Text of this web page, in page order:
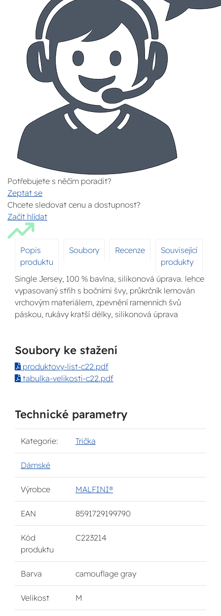
Potřebujete s něčím poradit?
Zeptat se
Chcete sledovat cenu a dostupnost?
Začít hlídat
Popis
produktu
Soubory Recenze
Související
produkty
Single Jersey, 100 % bavlna, silikonová úprava. lehce
vypasovaný střih s bočními švy, průkrčník lemován
vrchovým materiálem, zpevnění ramenních švů
páskou, rukávy kratší délky, silikonová úprava
Soubory ke stažení
produktovy-list-c22.pdf
tabulka-velikosti-c22.pdf
Technické parametry
Kategorie: Trička
Dámské
Výrobce MALFINI®
EAN 8591729199790
Kód
produktu
C223214
Barva camouflage gray
Velikost M